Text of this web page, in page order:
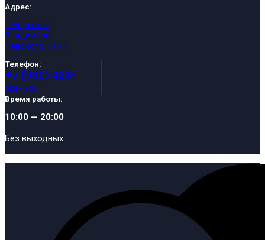
Адрес:
г. Воронеж,
Владимира
Невского 13 к1
Телефон:
+7 (930) 428-
88-78
Время работы:
10:00 — 20:00
Без выходных